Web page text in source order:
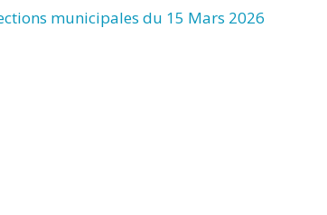
municipales du 15 Mars 2026